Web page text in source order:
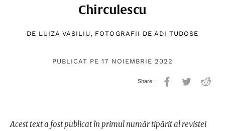
Chirculescu
DE LUIZA VASILIU , FOTOGRAFII DE ADI TUDOSE
PUBLICAT PE 17 NOIEMBRIE 2022
Acest text a fost publicat în primul număr tipărit al revistei